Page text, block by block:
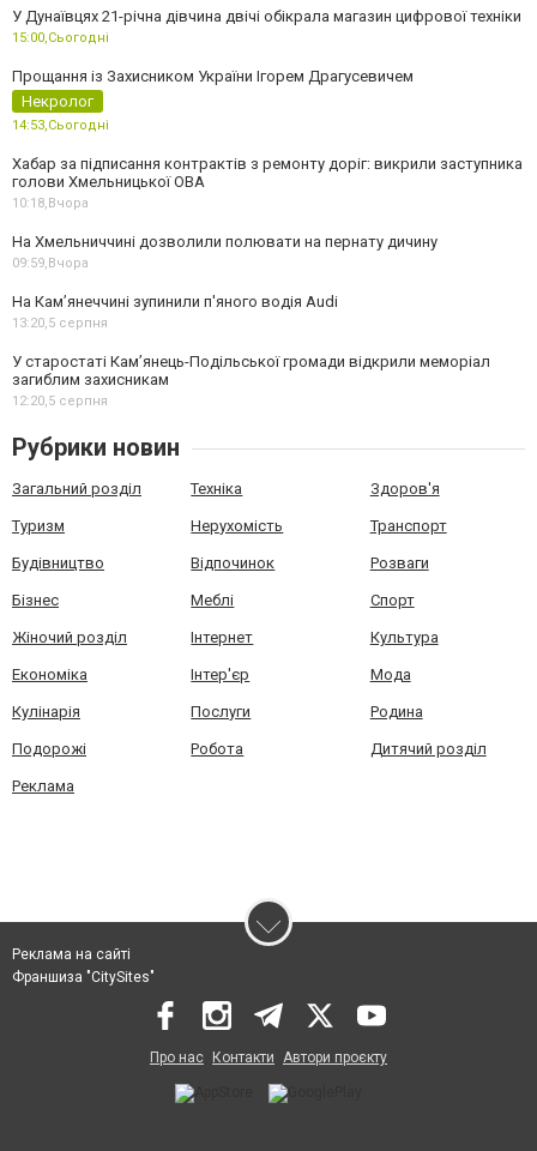
У Дунаївцях 21-річна дівчина двічі обікрала магазин цифрової техніки
15:00,Сьогодні
Прощання із Захисником України Ігорем Драгусевичем
Некролог
14:53,Сьогодні
Хабар за підписання контрактів з ремонту доріг: викрили заступника
голови Хмельницької ОВА
10:18,Вчора
На Хмельниччині дозволили полювати на пернату дичину
09:59,Вчора
На Камʼянеччині зупинили п'яного водія Audi
13:20,5 серпня
У старостаті Кам’янець-Подільської громади відкрили меморіал
загиблим захисникам
12:20,5 серпня
Рубрики новин
Загальний розділ Техніка Здоров'я
Туризм Нерухомість Транспорт
Будівництво Відпочинок Розваги
Бізнес Меблі Спорт
Жіночий розділ Інтернет Культура
Економіка Інтер'єр Мода
Кулінарія Послуги Родина
Подорожі Робота Дитячий розділ
Реклама
Реклама на сайті
Франшиза "CitySites"
Про нас Контакти Автори проєкту